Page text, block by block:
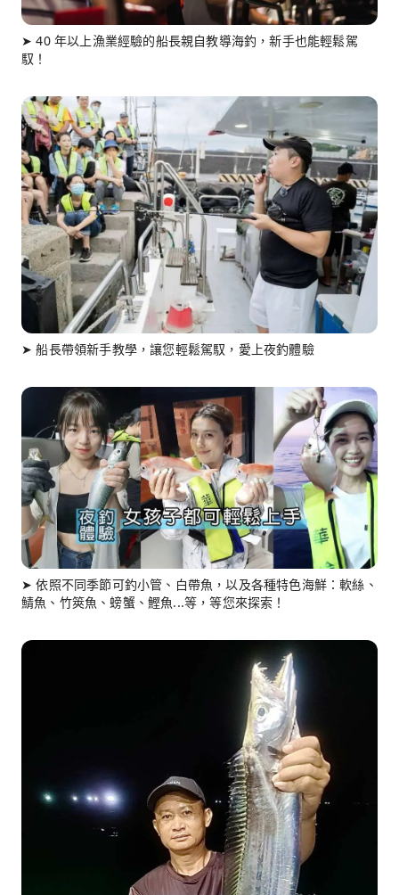
➤ 40 年以上漁業經驗的船長親自教導海釣，新手也能輕鬆駕
馭！
➤ 船長帶領新手教學，讓您輕鬆駕馭，愛上夜釣體驗
➤ 依照不同季節可釣小管、白帶魚，以及各種特色海鮮：軟絲、
鯖魚、竹筴魚、螃蟹、鰹魚...等，等您來探索！